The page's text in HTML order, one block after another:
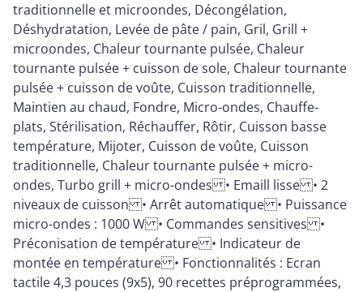
traditionnelle et microondes, Décongélation,
Déshydratation, Levée de pâte / pain, Gril, Grill +
microondes, Chaleur tournante pulsée, Chaleur
tournante pulsée + cuisson de sole, Chaleur tournante
pulsée + cuisson de voûte, Cuisson traditionnelle,
Maintien au chaud, Fondre, Micro-ondes, Chauffe-
plats, Stérilisation, Réchauffer, Rôtir, Cuisson basse
température, Mijoter, Cuisson de voûte, Cuisson
traditionnelle, Chaleur tournante pulsée + micro-
ondes, Turbo grill + micro-ondes • Emaill lisse • 2
niveaux de cuisson • Arrêt automatique • Puissance
micro-ondes : 1000 W • Commandes sensitives •
Préconisation de température • Indicateur de
montée en température • Fonctionnalités : Ecran
tactile 4,3 pouces (9x5), 90 recettes préprogrammées,